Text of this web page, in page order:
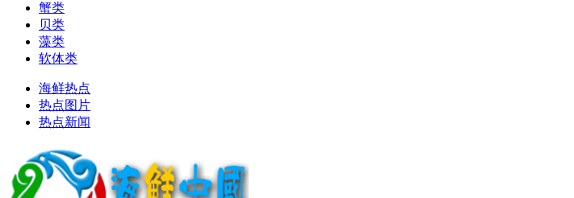
蟹类
贝类
藻类
软体类
海鲜热点
热点图片
热点新闻